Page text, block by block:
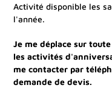
Activité disponible les
l'année.
Je me déplace sur
les activités
me contacter par
demande de devis.